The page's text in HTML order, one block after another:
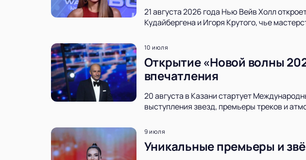
21 августа 2026 года Нью Вейв Холл
Кудайбергена и Игоря Крутого, чье
10 июля
Открытие «Новой волны
впечатления
20 августа в Казани стартует
выступления звезд, премьеры треков и
9 июля
Уникальные премьеры и